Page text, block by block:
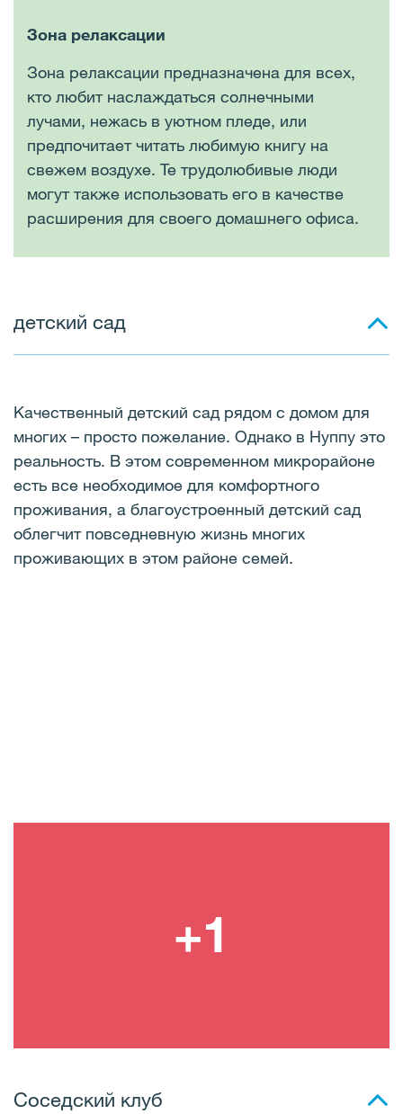
Зона релаксации
Зона релаксации предназначена для всех,
кто любит наслаждаться солнечными
лучами, нежась в уютном пледе, или
предпочитает читать любимую книгу на
свежем воздухе. Те трудолюбивые люди
могут также использовать его в качестве
расширения для своего домашнего офиса.
детский сад
Качественный детский сад рядом с домом для
многих – просто пожелание. Однако в Нуппу это
реальность. В этом современном микрорайоне
есть все необходимое для комфортного
проживания, а благоустроенный детский сад
облегчит повседневную жизнь многих
проживающих в этом районе семей.
Соседский клуб